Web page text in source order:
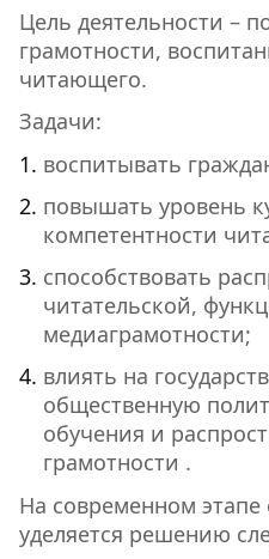
Цель деятельности –
грамотности,
читающего.
Задачи:
воспитывать
повышать уровень
компетентности
способствовать
читательской,
медиаграмотности;
влиять на
общественную
обучения и
грамотности .
На современном
уделяется решению